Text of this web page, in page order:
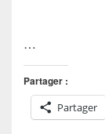
…
Partager :
Partager